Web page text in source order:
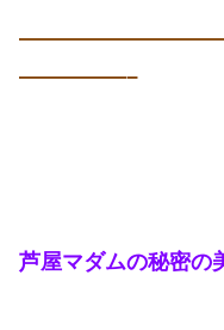
—————–
芦屋マダムの秘密の